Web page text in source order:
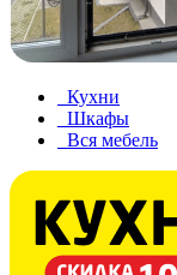
Кухни
Шкафы
Вся мебель